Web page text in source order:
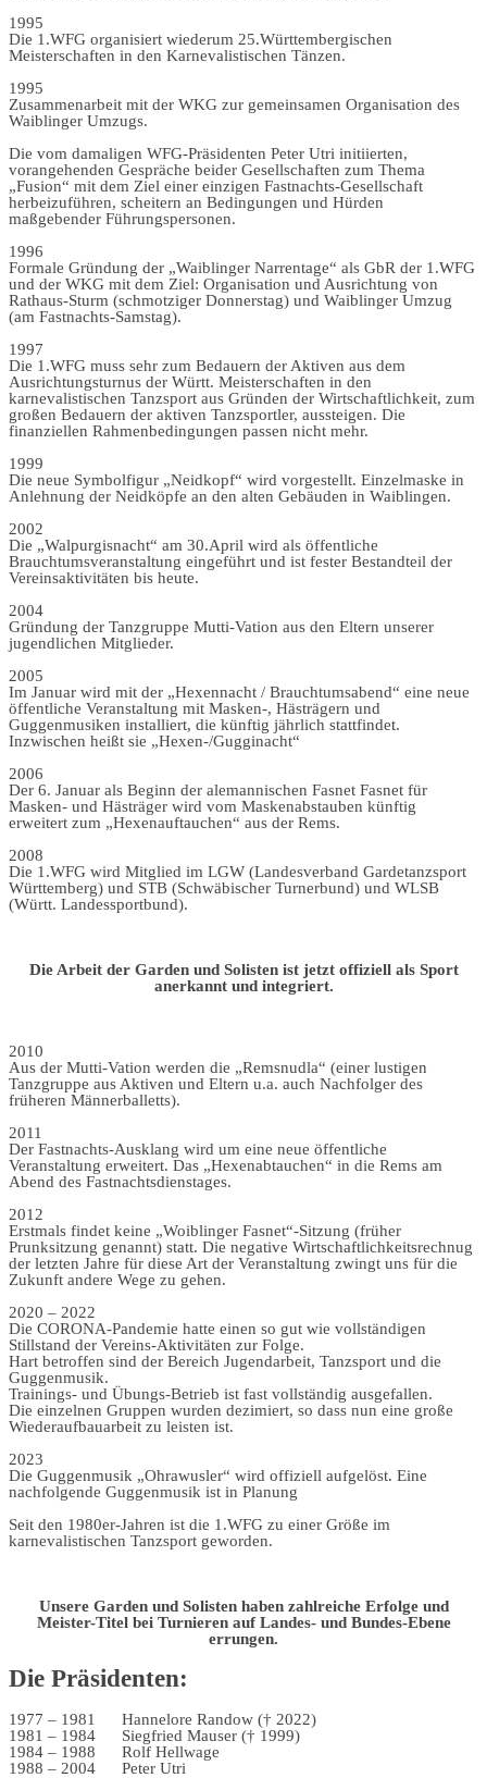
1995
Die 1.WFG organisiert wiederum 25.Württembergischen
Meisterschaften in den Karnevalistischen Tänzen.
1995
Zusammenarbeit mit der WKG zur gemeinsamen Organisation des
Waiblinger Umzugs.
Die vom damaligen WFG-Präsidenten Peter Utri initiierten,
vorangehenden Gespräche beider Gesellschaften zum Thema
„Fusion“ mit dem Ziel einer einzigen Fastnachts-Gesellschaft
herbeizuführen, scheitern an Bedingungen und Hürden
maßgebender Führungspersonen.
1996
Formale Gründung der „Waiblinger Narrentage“ als GbR der 1.WFG
und der WKG mit dem Ziel: Organisation und Ausrichtung von
Rathaus-Sturm (schmotziger Donnerstag) und Waiblinger Umzug
(am Fastnachts-Samstag).
1997
Die 1.WFG muss sehr zum Bedauern der Aktiven aus dem
Ausrichtungsturnus der Württ. Meisterschaften in den
karnevalistischen Tanzsport aus Gründen der Wirtschaftlichkeit, zum
großen Bedauern der aktiven Tanzsportler, aussteigen. Die
finanziellen Rahmenbedingungen passen nicht mehr.
1999
Die neue Symbolfigur „Neidkopf“ wird vorgestellt. Einzelmaske in
Anlehnung der Neidköpfe an den alten Gebäuden in Waiblingen.
2002
Die „Walpurgisnacht“ am 30.April wird als öffentliche
Brauchtumsveranstaltung eingeführt und ist fester Bestandteil der
Vereinsaktivitäten bis heute.
2004
Gründung der Tanzgruppe Mutti-Vation aus den Eltern unserer
jugendlichen Mitglieder.
2005
Im Januar wird mit der „Hexennacht / Brauchtumsabend“ eine neue
öffentliche Veranstaltung mit Masken-, Hästrägern und
Guggenmusiken installiert, die künftig jährlich stattfindet.
Inzwischen heißt sie „Hexen-/Gugginacht“
2006
Der 6. Januar als Beginn der alemannischen Fasnet Fasnet für
Masken- und Hästräger wird vom Maskenabstauben künftig
erweitert zum „Hexenauftauchen“ aus der Rems.
2008
Die 1.WFG wird Mitglied im LGW (Landesverband Gardetanzsport
Württemberg) und STB (Schwäbischer Turnerbund) und WLSB
(Württ. Landessportbund).
Die Arbeit der Garden und Solisten ist jetzt offiziell als Sport
anerkannt und integriert.
2010
Aus der Mutti-Vation werden die „Remsnudla“ (einer lustigen
Tanzgruppe aus Aktiven und Eltern u.a. auch Nachfolger des
früheren Männerballetts).
2011
Der Fastnachts-Ausklang wird um eine neue öffentliche
Veranstaltung erweitert. Das „Hexenabtauchen“ in die Rems am
Abend des Fastnachtsdienstages.
2012
Erstmals findet keine „Woiblinger Fasnet“-Sitzung (früher
Prunksitzung genannt) statt. Die negative Wirtschaftlichkeitsrechnug
der letzten Jahre für diese Art der Veranstaltung zwingt uns für die
Zukunft andere Wege zu gehen.
2020 – 2022
Die CORONA-Pandemie hatte einen so gut wie vollständigen
Stillstand der Vereins-Aktivitäten zur Folge.
Hart betroffen sind der Bereich Jugendarbeit, Tanzsport und die
Guggenmusik.
Trainings- und Übungs-Betrieb ist fast vollständig ausgefallen.
Die einzelnen Gruppen wurden dezimiert, so dass nun eine große
Wiederaufbauarbeit zu leisten ist.
2023
Die Guggenmusik „Ohrawusler“ wird offiziell aufgelöst. Eine
nachfolgende Guggenmusik ist in Planung
Seit den 1980er-Jahren ist die 1.WFG zu einer Größe im
karnevalistischen Tanzsport geworden.
Unsere Garden und Solisten haben zahlreiche Erfolge und
Meister-Titel bei Turnieren auf Landes- und Bundes-Ebene
errungen.
Die Präsidenten:
1977 – 1981 Hannelore Randow († 2022)
1981 – 1984 Siegfried Mauser († 1999)
1984 – 1988 Rolf Hellwage
1988 – 2004 Peter Utri